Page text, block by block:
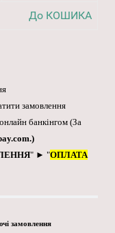
До КОШИКА
замовлення
банкінгом (За
.)
" ► "ОПЛАТА
замовлення